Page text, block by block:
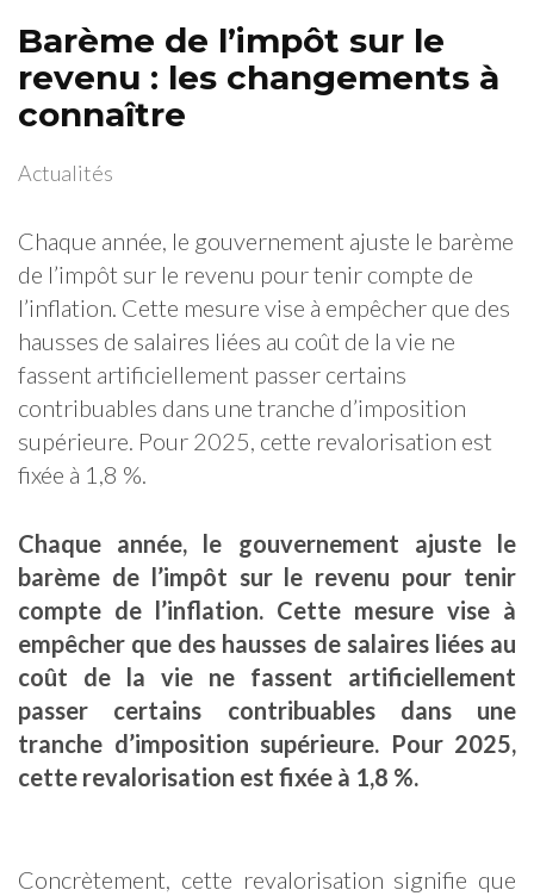
Barème de l’impôt sur le
revenu : les changements à
connaître
Actualités
Chaque année, le gouvernement ajuste le barème
de l’impôt sur le revenu pour tenir compte de
l’inflation. Cette mesure vise à empêcher que des
hausses de salaires liées au coût de la vie ne
fassent artificiellement passer certains
contribuables dans une tranche d’imposition
supérieure. Pour 2025, cette revalorisation est
fixée à 1,8 %.
Chaque année, le gouvernement ajuste le
barème de l’impôt sur le revenu pour tenir
compte de l’inflation. Cette mesure vise à
empêcher que des hausses de salaires liées au
coût de la vie ne fassent artificiellement
passer certains contribuables dans une
tranche d’imposition supérieure. Pour 2025,
cette revalorisation est fixée à 1,8 %.
Concrètement, cette revalorisation signifie que